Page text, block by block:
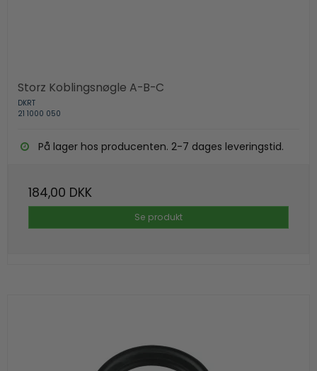
Storz Koblingsnøgle A-B-C
DKRT
21 1000 050
På lager hos producenten. 2-7 dages leveringstid.
184,00 DKK
Se produkt